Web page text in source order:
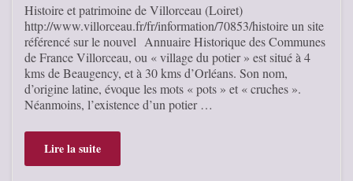
Histoire et patrimoine de Villorceau (Loiret)
http://www.villorceau.fr/fr/information/70853/histoire un site
référencé sur le nouvel Annuaire Historique des Communes
de France Villorceau, ou « village du potier » est situé à 4
kms de Beaugency, et à 30 kms d’Orléans. Son nom,
d’origine latine, évoque les mots « pots » et « cruches ».
Néanmoins, l’existence d’un potier …
Lire la suite